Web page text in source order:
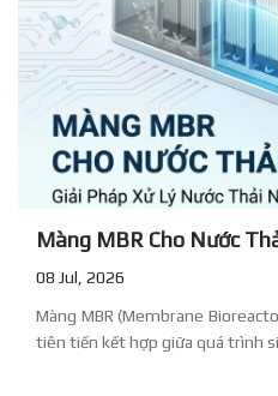
Màng MBR Cho Nước
08 Jul, 2026
Màng MBR (Membrane
tiên tiến kết hợp giữa quá trình